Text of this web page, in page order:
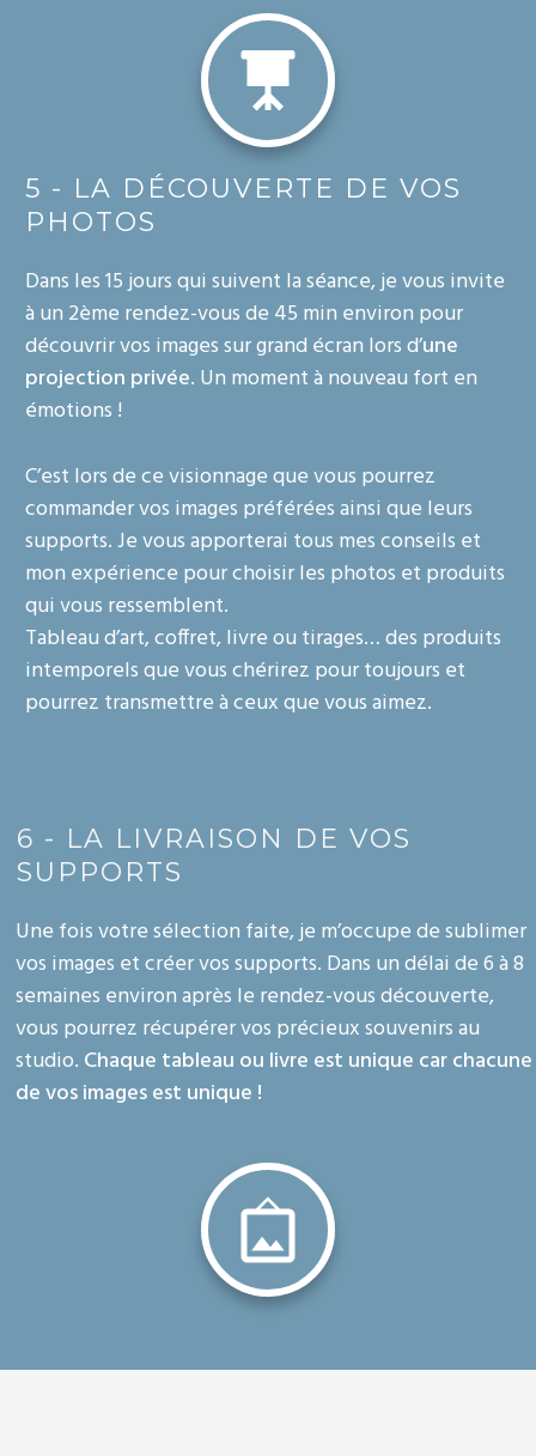
5 - LA DÉCOUVERTE DE VOS
PHOTOS
Dans les 15 jours qui suivent la séance, je vous invite
à un 2ème rendez-vous de 45 min environ pour
découvrir vos images sur grand écran lors d’une
projection privée. Un moment à nouveau fort en
émotions !
C’est lors de ce visionnage que vous pourrez
commander vos images préférées ainsi que leurs
supports. Je vous apporterai tous mes conseils et
mon expérience pour choisir les photos et produits
qui vous ressemblent.
Tableau d’art, coffret, livre ou tirages… des produits
intemporels que vous chérirez pour toujours et
pourrez transmettre à ceux que vous aimez.
6 - LA LIVRAISON DE VOS
SUPPORTS
Une fois votre sélection faite, je m’occupe de sublimer
vos images et créer vos supports. Dans un délai de 6 à 8
semaines environ après le rendez-vous découverte,
vous pourrez récupérer vos précieux souvenirs au
studio. Chaque tableau ou livre est unique car chacune
de vos images est unique !